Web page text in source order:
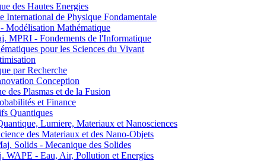
des Hautes Energies
de Physique Fondamentale
Mathématique
MPRI - Fondements de l'Informatique
pour les Sciences du Vivant
par Recherche
Conception
des Plasmas et de la Fusion
et Finance
Quantiques
Lumiere, Materiaux et Nanosciences
des Materiaux et des Nano-Objets
Solids - Mecanique des Solides
- Eau, Air, Pollution et Energies